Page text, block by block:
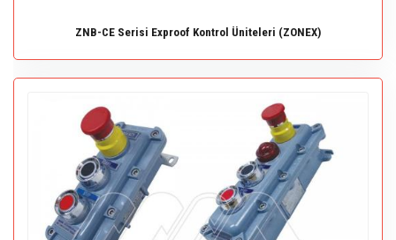
ZNB-CE Serisi Exproof Kontrol Üniteleri (ZONEX)